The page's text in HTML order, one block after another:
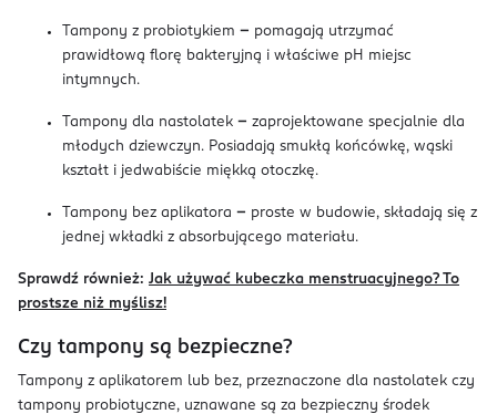
Tampony z probiotykiem – pomagają utrzymać
prawidłową florę bakteryjną i właściwe pH miejsc
intymnych.
Tampony dla nastolatek – zaprojektowane specjalnie dla
młodych dziewczyn. Posiadają smukłą końcówkę, wąski
kształt i jedwabiście miękką otoczkę.
Tampony bez aplikatora – proste w budowie, składają się z
jednej wkładki z absorbującego materiału.
Sprawdź również: Jak używać kubeczka menstruacyjnego? To
prostsze niż myślisz!
Czy tampony są bezpieczne?
Tampony z aplikatorem lub bez, przeznaczone dla nastolatek czy
tampony probiotyczne, uznawane są za bezpieczny środek